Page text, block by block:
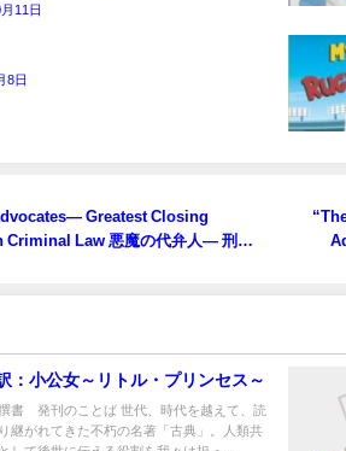
11日
8日
Greatest Closing
Criminal Law 悪魔の代弁人― 刑法
：小公女～リトル・プリンセス～
書 発刊のことば 世代、時代を越えて、読
継がれてきた不朽の名著「古典」。人類共